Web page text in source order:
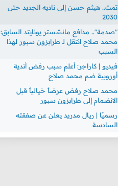
تمت.. هيثم حسن إلى ناديه الجديد حتى
2030
"صدمة".. مدافع مانشستر يونايتد السابق:
محمد صلاح انتقل لـ طرابزون سبور لهذا
السبب
فيديو | كاراجر: أعلم سبب رفض أندية
أوروبية ضم محمد صلاح
محمد صلاح رفض عرضاً خيالياً قبل
الانضمام إلى طرابزون سبور
رسميًا | ريال مدريد يعلن عن صفقته
السادسة